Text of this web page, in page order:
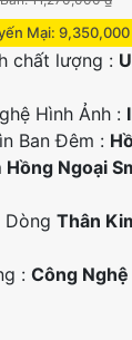
Mại:
chất lượng :
Hình Ảnh :
Ban Đêm :
Hồng Ngoại
DòngThân
:Công Nghệ